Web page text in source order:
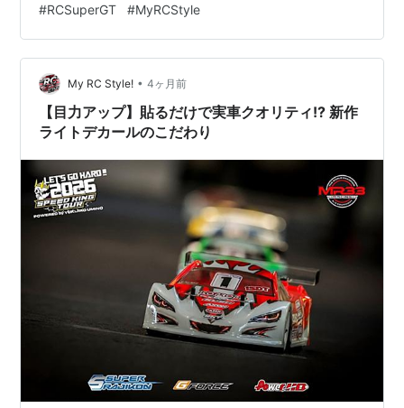
るビッグイベントです。 全国規模で展開されるこのレー
スは、まさに“リアルGTレースのRC版”とも言える存在。
各地のショップやサーキット、そしてメーカーの協力に
よって成り立っている、とても熱いカテゴリーです。 例
年はKOPROPOとしてスポンサーしていまし…
#RCSuperGT #MyRCStyle
My RC Style! • 4ヶ月前
【目力アップ】貼るだけで実車クオリティ!? 新作
ライトデカールのこだわり